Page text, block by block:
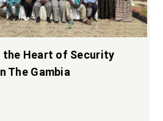
the Heart of Security
The Gambia